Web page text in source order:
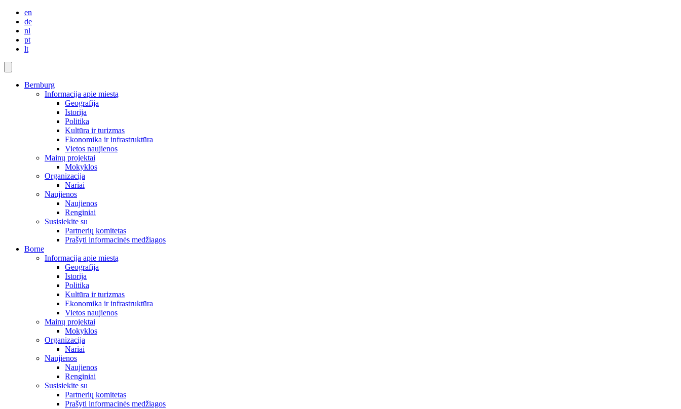
en
de
nl
pt
lt
Bernburg
Informacija apie miestą
Geografija
Istorija
Politika
Kultūra ir turizmas
Ekonomika ir infrastruktūra
Vietos naujienos
Mainų projektai
Mokyklos
Organizacija
Nariai
Naujienos
Naujienos
Renginiai
Susisiekite su
Partnerių komitetas
Prašyti informacinės medžiagos
Borne
Informacija apie miestą
Geografija
Istorija
Politika
Kultūra ir turizmas
Ekonomika ir infrastruktūra
Vietos naujienos
Mainų projektai
Mokyklos
Organizacija
Nariai
Naujienos
Naujienos
Renginiai
Susisiekite su
Partnerių komitetas
Prašyti informacinės medžiagos